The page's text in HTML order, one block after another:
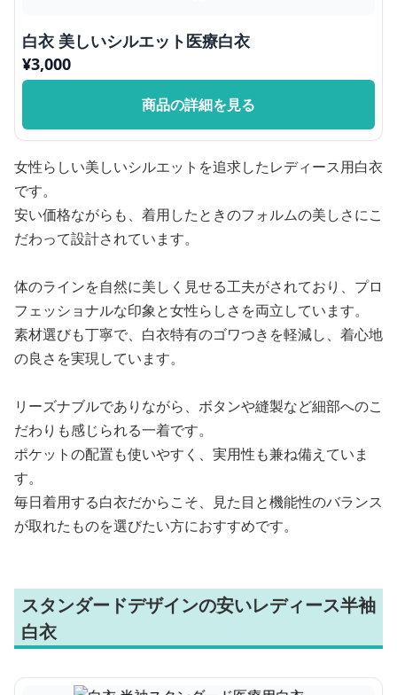
白衣 美しいシルエット医療白衣
¥3,000
商品の詳細を見る
女性らしい美しいシルエットを追求したレディース用白衣
です。
安い価格ながらも、着用したときのフォルムの美しさにこ
だわって設計されています。
体のラインを自然に美しく見せる工夫がされており、プロ
フェッショナルな印象と女性らしさを両立しています。
素材選びも丁寧で、白衣特有のゴワつきを軽減し、着心地
の良さを実現しています。
リーズナブルでありながら、ボタンや縫製など細部へのこ
だわりも感じられる一着です。
ポケットの配置も使いやすく、実用性も兼ね備えていま
す。
毎日着用する白衣だからこそ、見た目と機能性のバランス
が取れたものを選びたい方におすすめです。
スタンダードデザインの安いレディース半袖
白衣